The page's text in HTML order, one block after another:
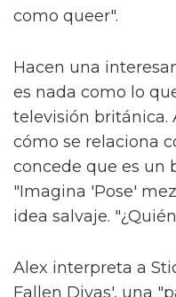
como queer".
Hacen una
es nada como lo
televisión británica.
cómo se relaciona
concede que es un
"Imagina 'Pose'
idea salvaje.
Alex interpreta a
Fallen Divas', una